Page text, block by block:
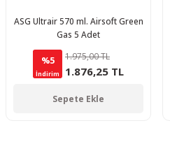
ASG Ultrair 570 ml. Airsoft Green
Gas 5 Adet
%5
İndirim
1.975,00 TL
1.876,25 TL
Sepete Ekle